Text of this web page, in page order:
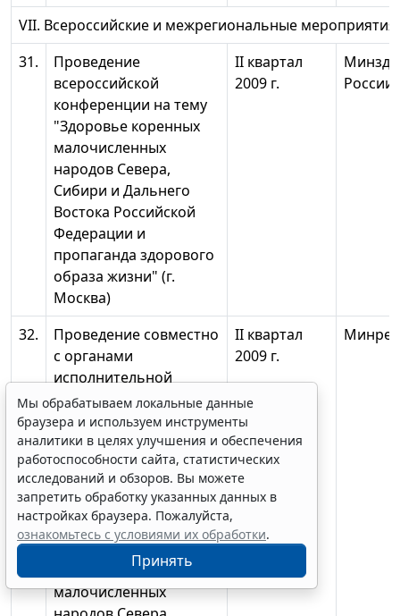
VII. Всероссийские и межрегиональные мероприятия
31.
Проведение
всероссийской
конференции на тему
"Здоровье коренных
малочисленных
народов Севера,
Сибири и Дальнего
Востока Российской
Федерации и
пропаганда здорового
образа жизни" (г.
Москва)
II квартал
2009 г.
России
32.
Проведение совместно
с органами
исполнительной
власти субъектов
Российской
Федерации,
расположенных на
территории
Сибирского
федерального округа,
VI Съезда ассоциации
малочисленных
II квартал
2009 г.
Мы обрабатываем локальные данные
браузера и используем инструменты
аналитики в целях улучшения и обеспечения
работоспособности сайта, статистических
исследований и обзоров. Вы можете
запретить обработку указанных данных в
настройках браузера. Пожалуйста,
ознакомьтесь с условиями их обработки.
Принять